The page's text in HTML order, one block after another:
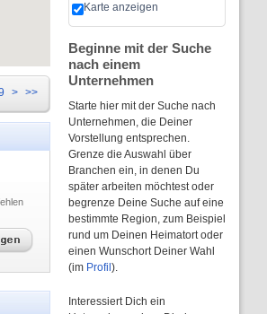
> >>
Karte anzeigen
Beginne mit der Suche
nach einem
Unternehmen
Starte hier mit der Suche nach
Unternehmen, die Deiner
Vorstellung entsprechen.
Grenze die Auswahl über
Branchen ein, in denen Du
später arbeiten möchtest oder
begrenze Deine Suche auf eine
bestimmte Region, zum Beispiel
rund um Deinen Heimatort oder
einen Wunschort Deiner Wahl
(im Profil ).
Interessiert Dich ein